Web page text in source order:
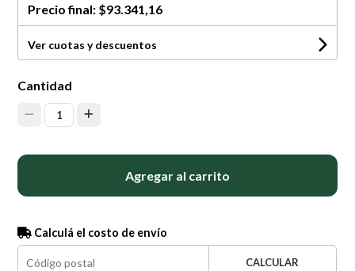
Precio final: $93.341,16
Ver cuotas y descuentos
Cantidad
1
Agregar al carrito
Calculá el costo de envío
CALCULAR